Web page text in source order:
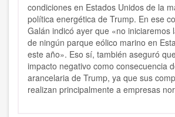
condiciones en Estados Unidos de la
política energética de Trump. En ese
Galán indicó ayer que «no iniciaremos
de ningún parque eólico marino en
este año». Eso sí, también aseguró
impacto negativo como consecuencia
arancelaria de Trump, ya que sus
realizan principalmente a empresas